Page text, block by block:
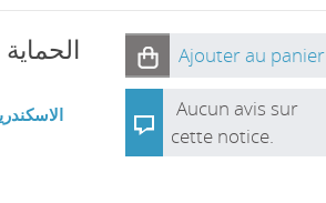
Ajouter au panier
Aucun avis sur
cette notice.